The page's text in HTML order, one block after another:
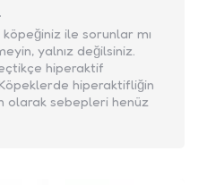
ile sorunlar mı
yalnız değilsiniz.
hiperaktif
hiperaktifliğin
olarak sebepleri henüz